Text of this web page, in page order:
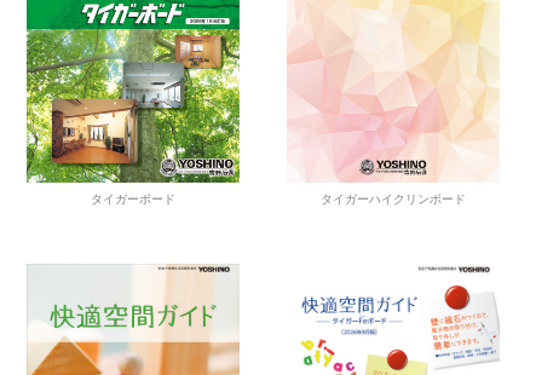
タイガーボード タイガーハイクリンボード